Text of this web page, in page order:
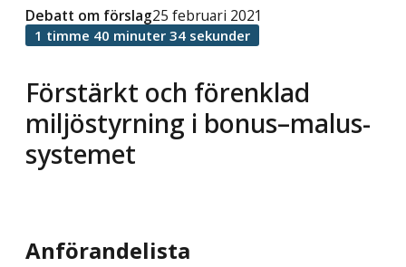
Förstärkt och förenklad
miljöstyrning i bonus–malus-
systemet
Debatt om förslag25 februari 2021
1 timme 40 minuter 34 sekunder
Anförandelista